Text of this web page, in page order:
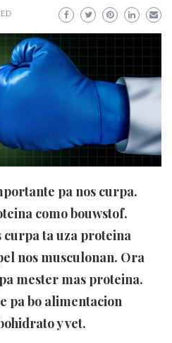
pa nos curpa.
como bouwstof.
curpa ta uza proteina
nos musculonan. Ora
mester mas proteina.
pa bo alimentacion
y vet.